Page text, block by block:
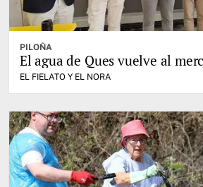
PILOÑA
El agua de Ques vuelve al
EL FIELATO Y EL NORA